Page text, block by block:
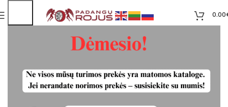
0.00
Continental PremiumContact6
215/60R17 vasarines padangos